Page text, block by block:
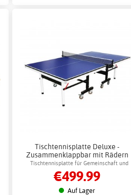
Tischtennisplatte Deluxe -
Zusammenklappbar mit Rädern
Tischtennisplatte für Gemeinschaft und
Bewegung
€499.99
Auf Lager